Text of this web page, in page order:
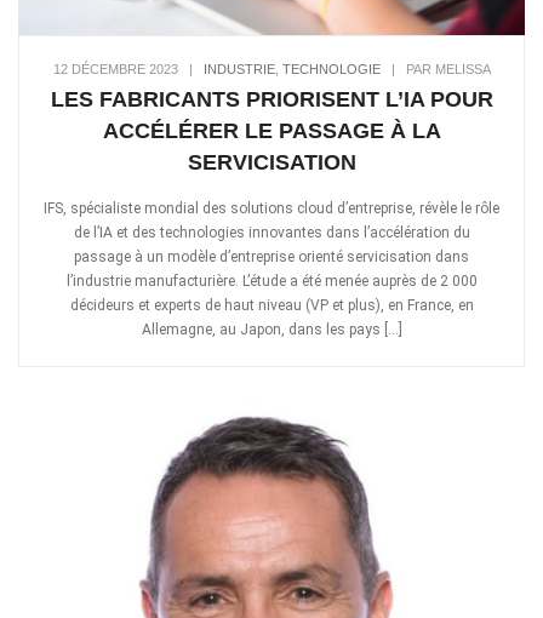
12 DÉCEMBRE 2023| INDUSTRIE, TECHNOLOGIE| PAR MELISSA
LES FABRICANTS PRIORISENT L’IA POUR
ACCÉLÉRER LE PASSAGE À LA
SERVICISATION
IFS, spécialiste mondial des solutions cloud d’entreprise, révèle le rôle
de l’IA et des technologies innovantes dans l’accélération du
passage à un modèle d’entreprise orienté servicisation dans
l’industrie manufacturière. L’étude a été menée auprès de 2 000
décideurs et experts de haut niveau (VP et plus), en France, en
Allemagne, au Japon, dans les pays […]